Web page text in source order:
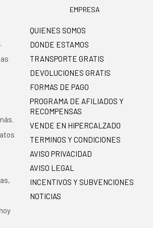
EMPRESA
QUIENES SOMOS
DONDE ESTAMOS
TRANSPORTE GRATIS
DEVOLUCIONES GRATIS
FORMAS DE PAGO
PROGRAMA DE AFILIADOS Y
RECOMPENSAS
VENDE EN HIPERCALZADO
TERMINOS Y CONDICIONES
AVISO PRIVACIDAD
AVISO LEGAL
INCENTIVOS Y SUBVENCIONES
NOTICIAS